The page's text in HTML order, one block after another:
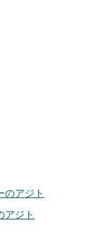
のアジト
アジト